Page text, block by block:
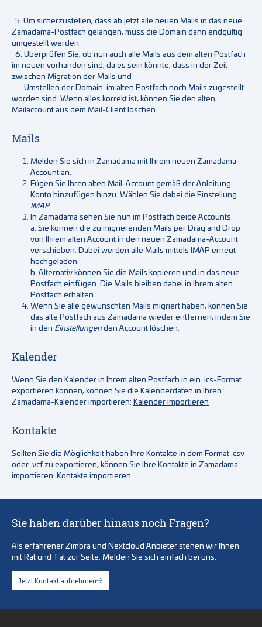
5. Um sicherzustellen, dass ab jetzt alle neuen Mails in das neue
Zamadama-Postfach gelangen, muss die Domain dann endgültig
umgestellt werden.
6. Überprüfen Sie, ob nun auch alle Mails aus dem alten Postfach
im neuen vorhanden sind, da es sein könnte, dass in der Zeit
zwischen Migration der Mails und
Umstellen der Domain im alten Postfach noch Mails zugestellt
worden sind. Wenn alles korrekt ist, können Sie den alten
Mailaccount aus dem Mail-Client löschen.
Mails
Melden Sie sich in Zamadama mit Ihrem neuen Zamadama-
Account an.
Fügen Sie Ihren alten Mail-Account gemäß der Anleitung
Konto hinzufügen hinzu. Wählen Sie dabei die Einstellung
IMAP.
In Zamadama sehen Sie nun im Postfach beide Accounts.
a. Sie können die zu migrierenden Mails per Drag and Drop
von Ihrem alten Account in den neuen Zamadama-Account
verschieben. Dabei werden alle Mails mittels IMAP erneut
hochgeladen.
b. Alternativ können Sie die Mails kopieren und in das neue
Postfach einfügen. Die Mails bleiben dabei in Ihrem alten
Postfach erhalten.
Wenn Sie alle gewünschten Mails migriert haben, können Sie
das alte Postfach aus Zamadama wieder entfernen, indem Sie
in den Einstellungenden Account löschen.
Kalender
Wenn Sie den Kalender in Ihrem alten Postfach in ein .ics-Format
exportieren können, können Sie die Kalenderdaten in Ihren
Zamadama-Kalender importieren: Kalender importieren
Kontakte
Sollten Sie die Möglichkeit haben Ihre Kontakte in dem Format .csv
oder .vcf zu exportieren, können Sie Ihre Kontakte in Zamadama
importieren: Kontakte importieren
Sie haben darüber hinaus noch Fragen?
Als erfahrener Zimbra und Nextcloud Anbieter stehen wir Ihnen
mit Rat und Tat zur Seite. Melden Sie sich einfach bei uns.
Jetzt Kontakt aufnehmen